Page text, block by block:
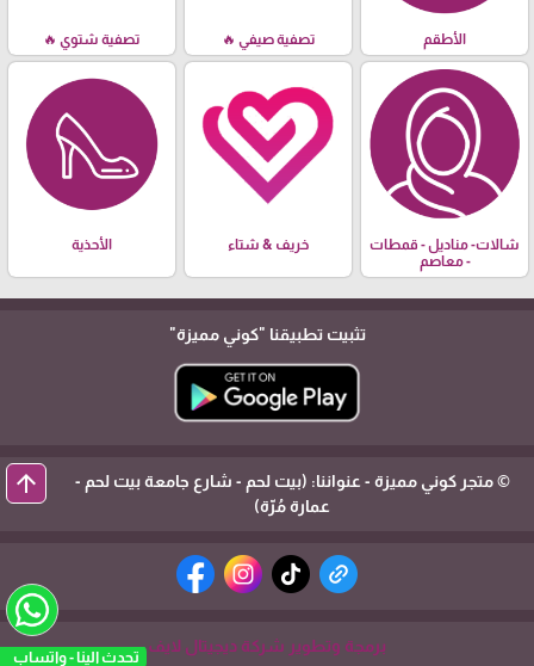
الأطقم تصفية صيفي 🔥 تصفية شتوي 🔥
شالات- مناديل - قمطات
- معاصم
خريف & شتاء الأحذية
تثبيت تطبيقنا "كوني مميزة"
© متجر كوني مميزة - عنواننا: (بيت لحم - شارع جامعة بيت لحم -
عمارة مُرّة)
arrow_upward
برمجة وتطوير شركة ديجيتال لايف